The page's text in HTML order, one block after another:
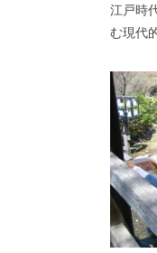
江戸時
む現代